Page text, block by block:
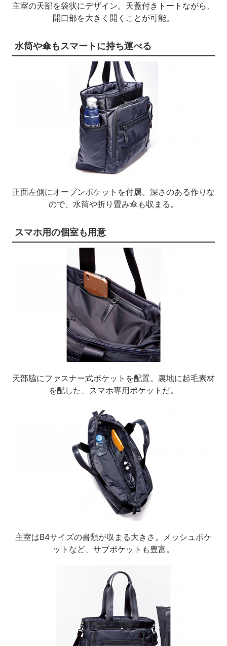
主室の天部を袋状にデザイン。天蓋付きトートながら、
開口部を大きく開くことが可能。
水筒や傘もスマートに持ち運べる
正面左側にオープンポケットを付属。深さのある作りな
ので、水筒や折り畳み傘も収まる。
スマホ用の個室も用意
天部脇にファスナー式ポケットを配置。裏地に起毛素材
を配した、スマホ専用ポケットだ。
主室はB4サイズの書類が収まる大きさ。メッシュポケ
ットなど、サブポケットも豊富。